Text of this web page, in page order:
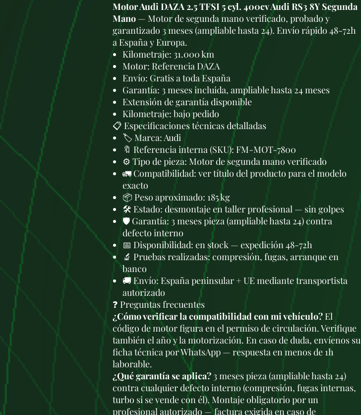
Motor Audi DAZA 2.5 TFSI 5 cyl. 400cv Audi RS3 8Y Segunda
Mano — Motor de segunda mano verificado, probado y
garantizado 3 meses (ampliable hasta 24). Envío rápido 48-72h
a España y Europa.
Kilometraje: 31.000 km
Motor: Referencia DAZA
Envío: Gratis a toda España
Garantía: 3 meses incluida, ampliable hasta 24 meses
Extensión de garantía disponible
Kilometraje: bajo pedido
📋 Especificaciones técnicas detalladas
🏷️ Marca: Audi
🔖 Referencia interna (SKU): FM-MOT-7800
⚙️ Tipo de pieza: Motor de segunda mano verificado
🚛 Compatibilidad: ver título del producto para el modelo
exacto
📦 Peso aproximado: 185 kg
🛠 Estado: desmontaje en taller profesional — sin golpes
🛡️ Garantía: 3 meses pieza (ampliable hasta 24) contra
defecto interno
📅 Disponibilidad: en stock — expedición 48-72h
🔬 Pruebas realizadas: compresión, fugas, arranque en
banco
🚚 Envío: España peninsular + UE mediante transportista
autorizado
❓ Preguntas frecuentes
¿Cómo verificar la compatibilidad con mi vehículo? El
código de motor figura en el permiso de circulación. Verifique
también el año y la motorización. En caso de duda, envíenos su
ficha técnica por WhatsApp — respuesta en menos de 1h
laborable.
¿Qué garantía se aplica? 3 meses pieza (ampliable hasta 24)
contra cualquier defecto interno (compresión, fugas internas,
turbo si se vende con él). Montaje obligatorio por un
profesional autorizado — factura exigida en caso de